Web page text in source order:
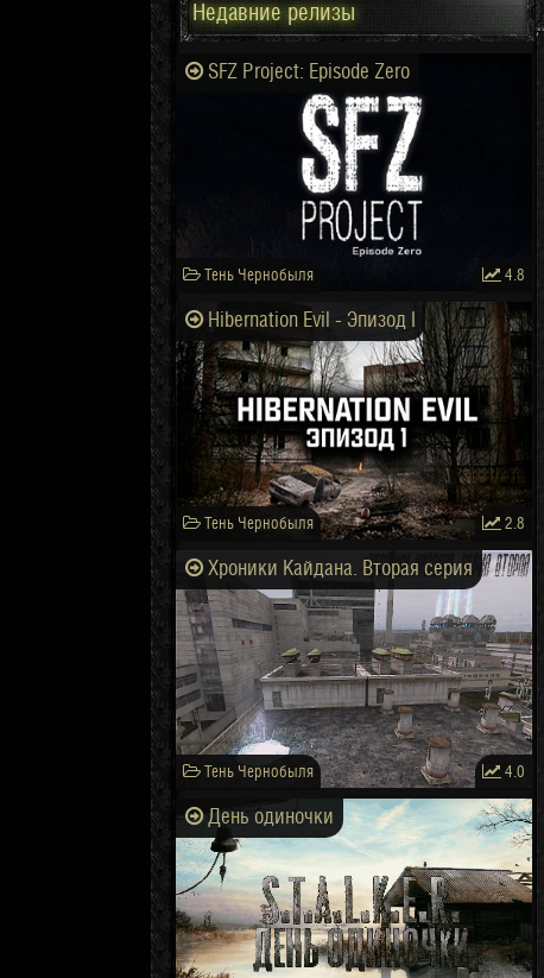
Недавние релизы
SFZ Project: Episode Zero
Тень Чернобыля 4.8
Hibernation Evil - Эпизод I
Тень Чернобыля 2.8
Хроники Кайдана. Вторая серия
Тень Чернобыля 4.0
День одиночки